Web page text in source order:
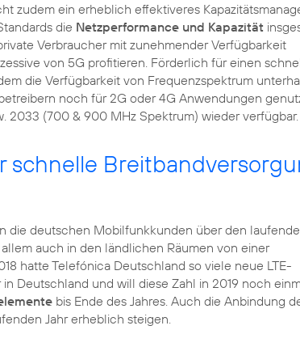
zudem ein erheblich effektiveres
die Netzperformance und Kapazität
Verbraucher mit zunehmender Verfügbarkeit
von 5G profitieren. Förderlich für einen
die Verfügbarkeit von Frequenzspektrum
noch für 2G oder 4G Anwendungen
2033 (700 & 900 MHz Spektrum) wieder verfügbar.
schnelle
die deutschen Mobilfunkkunden über den
auch in den ländlichen Räumen von einer
hatte Telefónica Deutschland so viele neue LTE-
Deutschland und will diese Zahl in 2019 noch
bis Ende des Jahres. Auch die Anbindung
Jahr erheblich steigen.